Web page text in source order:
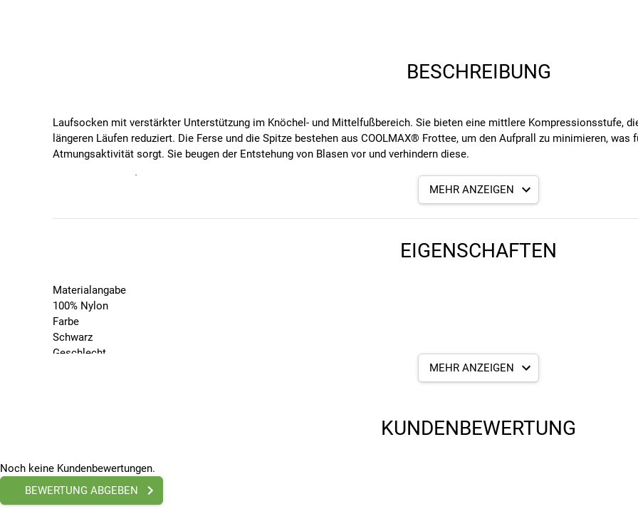
BESCHREIBUNG
Laufsocken mit verstärkter Unterstützung im Knöchel- und Mittelfußbereich. Sie bieten eine mittlere Kompressionsstufe,
längeren Läufen reduziert. Die Ferse und die Spitze bestehen aus COOLMAX® Frottee, um den Aufprall zu minimieren,
Atmungsaktivität sorgt. Sie beugen der Entstehung von Blasen vor und verhindern diese.
Material: Polyester (Coolmax®) und Nylon
Pflegehinweise
Maschinenwäsche 30ºC
MEHR ANZEIGEN
EIGENSCHAFTEN
Materialangabe
100% Nylon
Farbe
Schwarz
Geschlecht
Bitte beachte, dass es zu Abweichungen zwischen den angegebenen- und den verbauten Komponenten bei Fahrrädern
MEHR ANZEIGEN
KUNDENBEWERTUNG
Noch keine Kundenbewertungen.
BEWERTUNG ABGEBEN